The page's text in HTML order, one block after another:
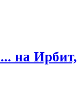
на Ирбит,